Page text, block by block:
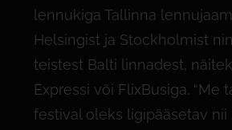
lennukiga Tallinna
Helsingist ja Stockholmist
teistest Balti linnadest,
Expressi või FlixBusiga. “Me
festival oleks ligipääsetav